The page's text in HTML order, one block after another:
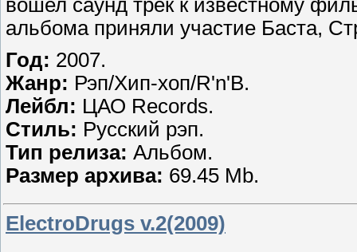
вошел саунд трек к известному
альбома приняли участие Баста,
Год: 2007.
Жанр: Рэп/Хип-хоп/R'n'B.
Лейбл: ЦАО Records.
Стиль: Русский рэп.
Тип релиза: Альбом.
Размер архива: 69.45 Mb.
ElectroDrugs v.2(2009)